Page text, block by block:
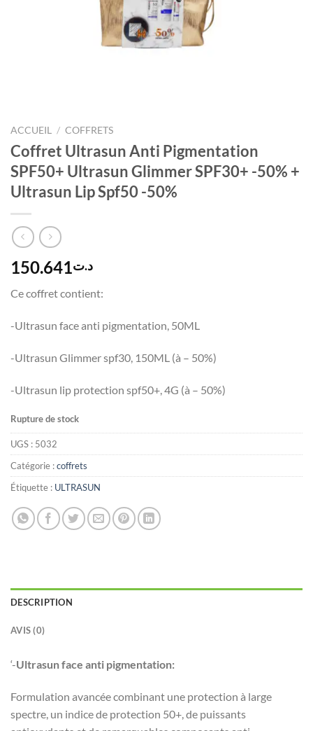
ACCUEIL / COFFRETS
Coffret Ultrasun Anti Pigmentation
SPF50+ Ultrasun Glimmer SPF30+ -50% +
Ultrasun Lip Spf50 -50%
د.ت150.641
Ce coffret contient:
-Ultrasun face anti pigmentation, 50ML
-Ultrasun Glimmer spf30, 150ML (à – 50%)
-Ultrasun lip protection spf50+, 4G (à – 50%)
Rupture de stock
UGS : 5032
Catégorie :coffrets
Étiquette : ULTRASUN
DESCRIPTION
AVIS (0)
‘-Ultrasun face anti pigmentation:
Formulation avancée combinant une protection à large
spectre, un indice de protection 50+, de puissants